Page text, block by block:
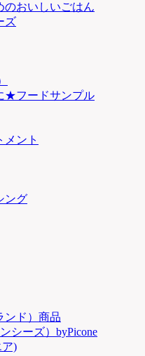
のおいしいごはん
ズ
★フードサンプル
メント
ング
ンド）商品
シーズ）byPicone
ア)